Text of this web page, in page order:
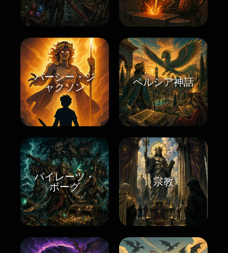
パーシー・ジ
ャクソン
ペルシア神話
パイレーツ・
ボーグ
宗教